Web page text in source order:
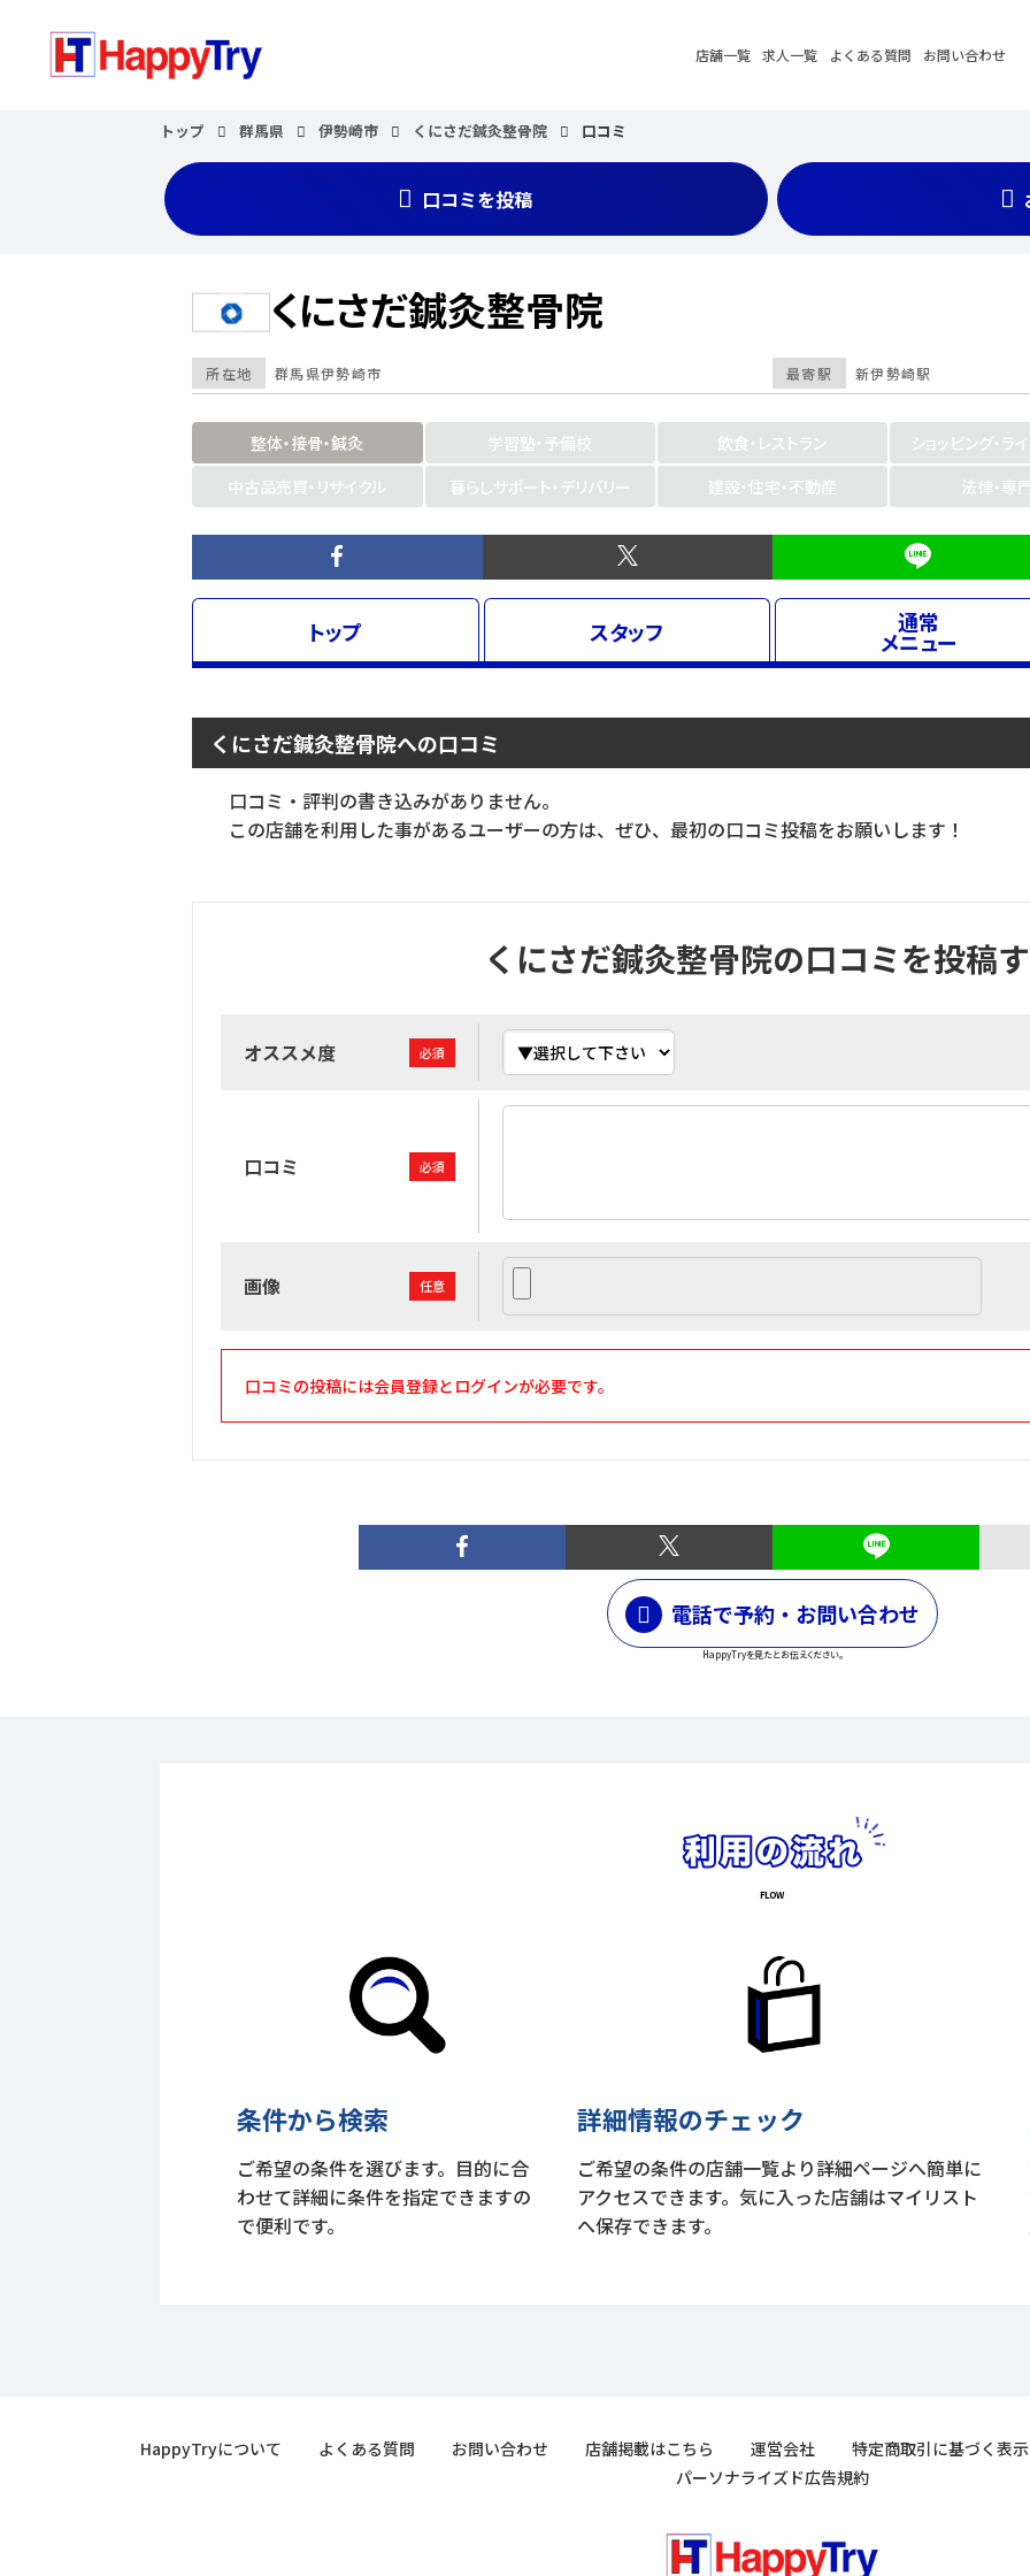
店舗一覧 求人一覧 よくある質問 お問い合わせ
トップ 群馬県 伊勢崎市 くにさだ鍼灸整骨院 口コミ
口コミを投稿
くにさだ鍼灸整骨院
最寄駅 新伊勢崎駅
所在地 群馬県伊勢崎市
整体・接骨・鍼灸 学習塾・予備校 飲食・レストラン
ショッピング・ラ
中古品売買・リサイクル
暮らしサポート・デリバリー 建設・住宅・不動産 法律・専
トップ スタッフ 通常
メニュー
くにさだ鍼灸整骨院への口コミ
口コミ・評判の書き込みがありません。
この店舗を利用した事があるユーザーの方は、ぜひ、最初の口コミ投稿をお願いします！
くにさだ鍼灸整骨院の口コミを投稿
オススメ度 必須
口コミ 必須
画像 任意
口コミの投稿には会員登録とログインが必要です。
電話で予約・お問い合わせ
HappyTryを見たとお伝えください。
条件から検索
ご希望の条件を選びます。目的に合
わせて詳細に条件を指定できますの
で便利です。
詳細情報のチェック
ご希望の条件の店舗一覧より詳細ページへ簡単に
アクセスできます。気に入った店舗はマイリスト
へ保存できます。
HappyTryについて よくある質問 お問い合わせ 店舗掲載はこちら 運営会社
特定商取引に基づく表示
パーソナライズド広告規約